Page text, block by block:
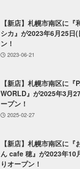
【新店】札幌市南区に『
シカ』が2023年6月25日
ン！
2023-06-21
【新店】札幌市南区に『
WORLD』が2025年3月
ープン！
2025-02-27
【新店】札幌市南区に『
ん cafe 穂』が2023年10
りオープン！